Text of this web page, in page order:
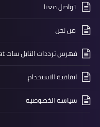
تواصل معنا
من نحن
فهرس ترددات النايل سات nilesat الجديدة لعام 2025
اتفاقية الاستخدام
سياسه الخصوصيه